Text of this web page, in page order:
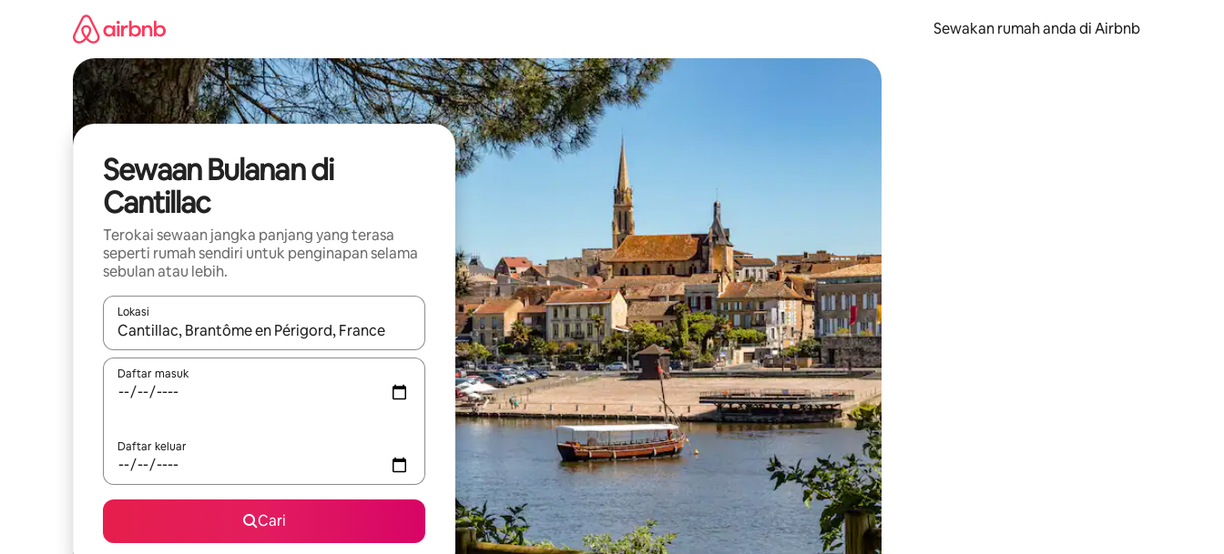
Sewakan rumah anda di Airbnb
Sewaan Bulanan di
Cantillac
Terokai sewaan jangka panjang yang terasa
seperti rumah sendiri untuk penginapan selama
sebulan atau lebih.
Lokasi
Apabila hasil tersedia, navigasi dengan kekunci anak panah atas dan bawah atau teroka dengan sentuhan atau gerak leret.
Daftar masuk
Daftar keluar
Cari